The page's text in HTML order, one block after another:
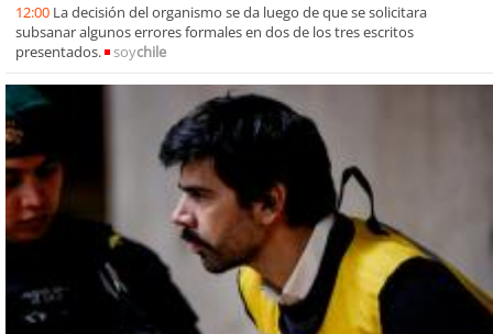
12:00 La decisión del organismo se da luego de que se solicitara
subsanar algunos errores formales en dos de los tres escritos
presentados.
soychile